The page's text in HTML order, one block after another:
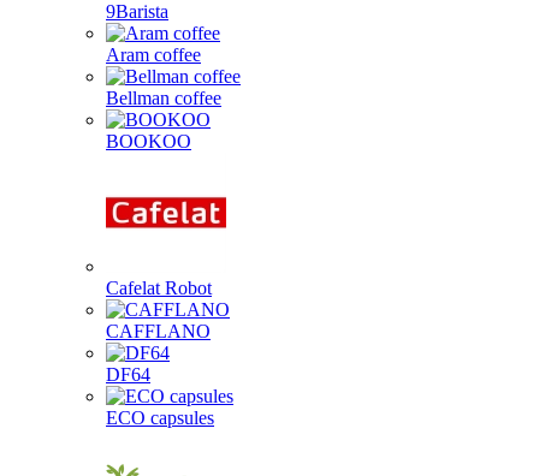
9Barista
Aram coffee
Bellman coffee
BOOKOO
Cafelat Robot
CAFFLANO
DF64
ECO capsules